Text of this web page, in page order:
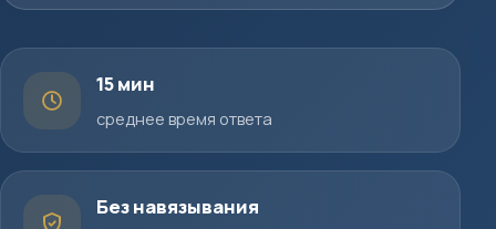
15 мин
среднее время ответа
Без навязывания